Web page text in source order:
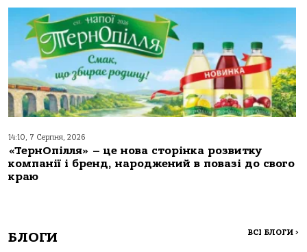
14:10, 7 Серпня, 2026
«ТернОпілля» – це нова сторінка розвитку
компанії і бренд, народжений в повазі до свого
краю
БЛОГИ ВСІ БЛОГИ >